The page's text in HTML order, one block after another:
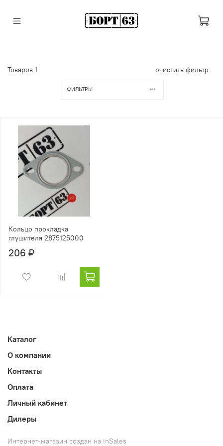
Товаров 1 очистить фильтр
ФИЛЬТРЫ
Кольцо прокладка
глушителя 2875125000
206 ₽
Каталог
О компании
Контакты
Оплата
Личный кабинет
Дилеры
Интернет-магазин создан на inSales